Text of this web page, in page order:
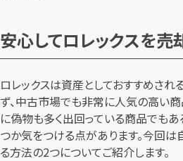
安心してロレックスを
ロレックスは資産としておすすめされ
ず、中古市場でも非常に人気の高い商
に偽物も多く出回っている商品でもあ
つか気をつける点があります。今回
る方法の2つについてご紹介します。